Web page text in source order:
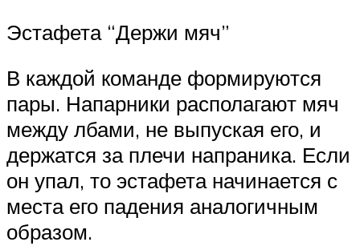
Эстафета “Держи мяч”
В каждой команде формируются
пары. Напарники располагают мяч
между лбами, не выпуская его, и
держатся за плечи напраника. Если
он упал, то эстафета начинается с
места его падения аналогичным
образом.